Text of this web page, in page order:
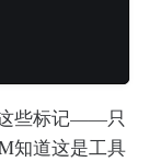
些标记——只
知道这是工具